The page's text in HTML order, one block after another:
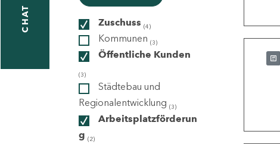
CHAT Zuschuss (4)
Kommunen (3)
Öffentliche Kunden
(3)
Städtebau und
Regionalentwicklung (3)
Arbeitsplatzförderun
g (2)